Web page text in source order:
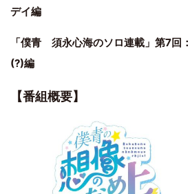
デイ編
「僕青 須永心海のソロ連載」第7回
(?)編
【番組概要】